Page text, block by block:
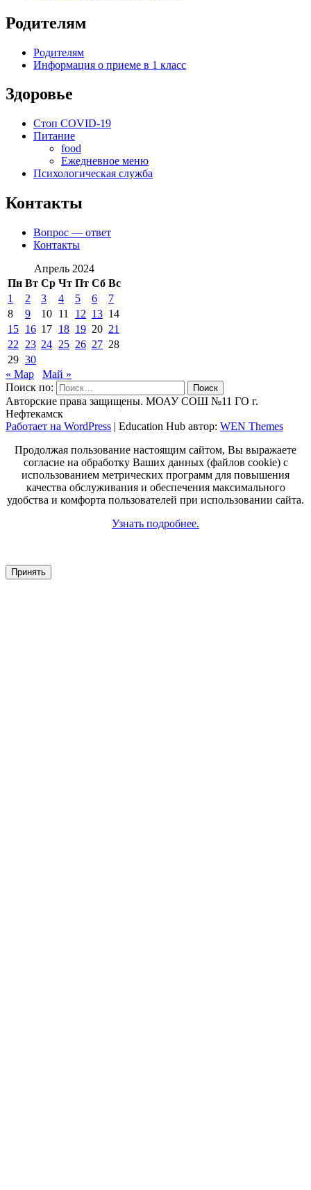
Родителям
Родителям
Информация о приеме в 1 класс
Здоровье
Стоп COVID-19
Питание
food
Ежедневное меню
Психологическая служба
Контакты
Вопрос — ответ
Контакты
Апрель 2024
Пн Вт Ср Чт Пт Сб Вс
1
2 3 4 5 6
7
8
9 10 11 12 13 14
15 16 17 18 19 20 21
22
23 24 25 26 27 28
29 30
« Мар
Май »
Поиск по:
Авторские права защищены. МОАУ СОШ №11 ГО г.
Нефтекамск
Работает на WordPress | Education Hub автор: WEN Themes
Продолжая пользование настоящим сайтом, Вы выражаете
согласие на обработку Ваших данных (файлов cookie) с
использованием метрических программ для повышения
качества обслуживания и обеспечения максимального
удобства и комфорта пользователей при использовании сайта.
Узнать подробнее.
Принять